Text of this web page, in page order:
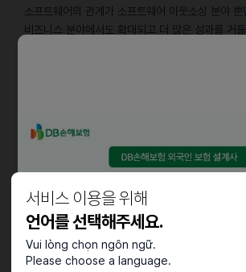
서비스 이용을 위해
언어를 선택해주세요.
Vui lòng chọn ngôn ngữ.
Please choose a language.
소프트웨어의 관계가 소프트웨어 아웃소싱 분야
비즈니스 분야에서도 확대되고 더 많은 성과를 거
• 계약서 1차 검토 및 수정안 작성 지원
• 사내 법률 질의에 대한 1차 리서치 및 자료 정리,
• 한국 법령·규제 동향(개인정보보호, 수출통제 등)
• 외부 자문 로펌 협업 및 송무 진행 지원
• 기타 라인 매니저가 지정하는 법무 보조 업무
자격요건